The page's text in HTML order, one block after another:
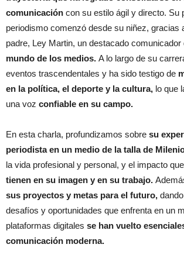
comunicación con su estilo ágil y directo. Su
periodismo comenzó desde su niñez, gracias
padre, Ley Martin, un destacado comunicador
mundo de los medios. A lo largo de su
eventos trascendentales y ha sido testigo de
en la política, el deporte y la cultura, lo que
una voz confiable en su campo.
En esta charla, profundizamos sobre su
periodista en un medio de la talla de
la vida profesional y personal, y el impacto
tienen en su imagen y en su trabajo.
sus proyectos y metas para el futuro,
desafíos y oportunidades que enfrenta en un
plataformas digitales se han vuelto
comunicación moderna.